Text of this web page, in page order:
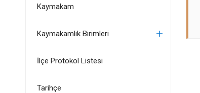
Kaymakam
Kaymakamlık Birimleri
İlçe Protokol Listesi
Tarihçe